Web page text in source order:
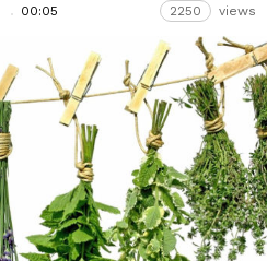
00:05 2250 views